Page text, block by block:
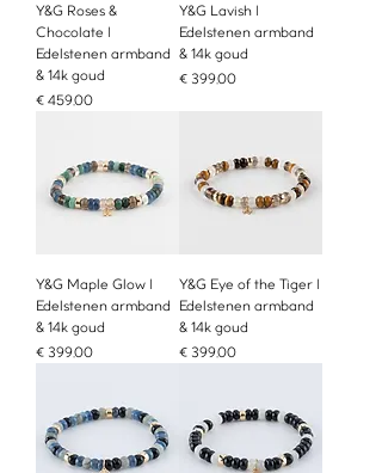
Y&G Roses &
Chocolate |
Edelstenen armband
& 14k goud
Prijs
€ 459,00
Y&G Lavish |
Edelstenen armband
& 14k goud
Prijs
€ 399,00
Y&G Maple Glow |
Edelstenen armband
& 14k goud
Prijs
€ 399,00
Y&G Eye of the Tiger |
Edelstenen armband
& 14k goud
Prijs
€ 399,00